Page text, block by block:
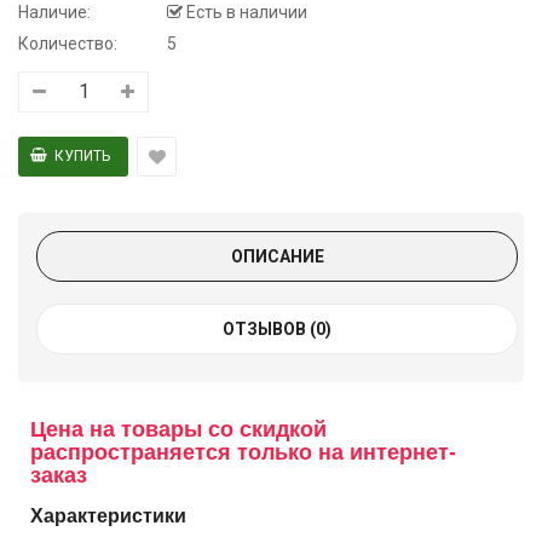
Наличие:
Есть в наличии
Количество:
5
ОПИСАНИЕ
ОТЗЫВОВ (0)
Цена на товары со скидкой
распространяется только на интернет-
заказ
Характеристики